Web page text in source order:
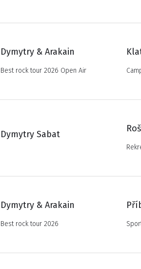
Dymytry & Arakain
Best rock tour 2026 Open Air
Dymytry Sabat
Dymytry & Arakain
Best rock tour 2026